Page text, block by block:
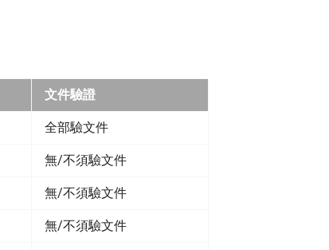
文件驗證
全部驗文件
無/不須驗文件
無/不須驗文件
無/不須驗文件